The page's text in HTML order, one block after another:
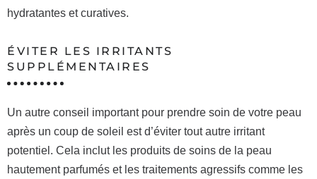
hydratantes et curatives.
ÉVITER LES IRRITANTS
SUPPLÉMENTAIRES
Un autre conseil important pour prendre soin de votre peau
après un coup de soleil est d’éviter tout autre irritant
potentiel. Cela inclut les produits de soins de la peau
hautement parfumés et les traitements agressifs comme les